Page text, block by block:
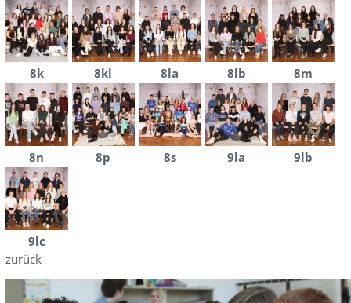
8k 8kl 8la 8lb 8m
8n 8p 8s 9la 9lb
9lc
zurück